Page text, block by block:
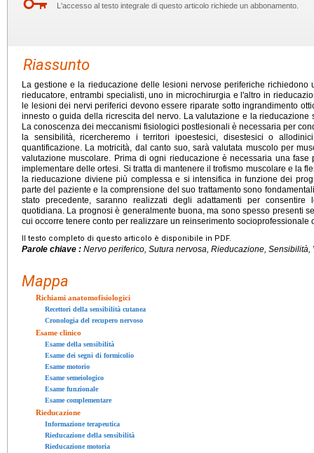
L'accesso al testo integrale di questo articolo richiede un abbonamento.
Riassunto
La gestione e la rieducazione delle lesioni nervose periferiche richiedono
rieducatore, entrambi specialisti, uno in microchirurgia e l'altro in
le lesioni dei nervi periferici devono essere riparate sotto ingrandimento
innesto o guida della ricrescita del nervo. La valutazione e la rieducazione
La conoscenza dei meccanismi fisiologici postlesionali è necessaria per
la sensibilità, ricercheremo i territori ipoestesici, disestesici o
quantificazione. La motricità, dal canto suo, sarà valutata muscolo per
valutazione muscolare. Prima di ogni rieducazione è necessaria una
implementare delle ortesi. Si tratta di mantenere il trofismo muscolare e la
la rieducazione diviene più complessa e si intensifica in funzione dei
parte del paziente e la comprensione del suo trattamento sono
stato precedente, saranno realizzati degli adattamenti per
quotidiana. La prognosi è generalmente buona, ma sono spesso presenti
cui occorre tenere conto per realizzare un reinserimento socioprofessionale
Il testo completo di questo articolo è disponibile in PDF.
Parole chiave : Nervo periferico, Sutura nervosa, Rieducazione, Sensibilità,
Mappa
Richiami anatomofisiologici
Recettori della sensibilità cutanea
Cronologia del recupero nervoso
Esame clinico
Esame della sensibilità
Esame dei segni di formicolio
Esame motorio
Esame semeiologico
Esame funzionale
Esame complementare
Rieducazione
Informazione terapeutica
Rieducazione della sensibilità
Rieducazione motoria